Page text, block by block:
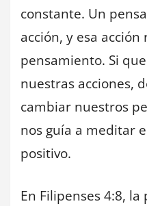
constante. Un
acción, y esa
pensamiento. Si
nuestras acciones,
cambiar nuestros
nos guía a meditar
positivo.
En Filipenses 4:8,